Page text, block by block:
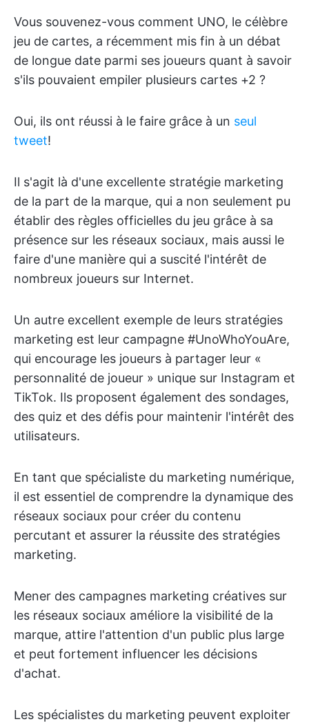
Vous souvenez-vous comment UNO, le célèbre
jeu de cartes, a récemment mis fin à un débat
de longue date parmi ses joueurs quant à savoir
s'ils pouvaient empiler plusieurs cartes +2 ?
Oui, ils ont réussi à le faire grâce à un seul
tweet!
Il s'agit là d'une excellente stratégie marketing
de la part de la marque, qui a non seulement pu
établir des règles officielles du jeu grâce à sa
présence sur les réseaux sociaux, mais aussi le
faire d'une manière qui a suscité l'intérêt de
nombreux joueurs sur Internet.
Un autre excellent exemple de leurs stratégies
marketing est leur campagne #UnoWhoYouAre,
qui encourage les joueurs à partager leur «
personnalité de joueur » unique sur Instagram et
TikTok. Ils proposent également des sondages,
des quiz et des défis pour maintenir l'intérêt des
utilisateurs.
En tant que spécialiste du marketing numérique,
il est essentiel de comprendre la dynamique des
réseaux sociaux pour créer du contenu
percutant et assurer la réussite des stratégies
marketing.
Mener des campagnes marketing créatives sur
les réseaux sociaux améliore la visibilité de la
marque, attire l'attention d'un public plus large
et peut fortement influencer les décisions
d'achat.
Les spécialistes du marketing peuvent exploiter